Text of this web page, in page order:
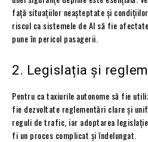
față situațiilor neașteptate și
riscul ca sistemele de AI să fie
pune în pericol pasagerii.
2. Legislația și
Pentru ca taxiurile autonome să fie
fie dezvoltate reglementări clare și
reguli de trafic, iar adoptarea
fi un proces complicat și îndelungat.